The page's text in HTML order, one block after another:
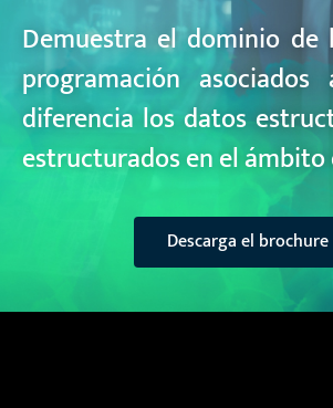
Demuestra el dominio de
programación
diferencia los datos
estructurados en el
Descarga el brochure